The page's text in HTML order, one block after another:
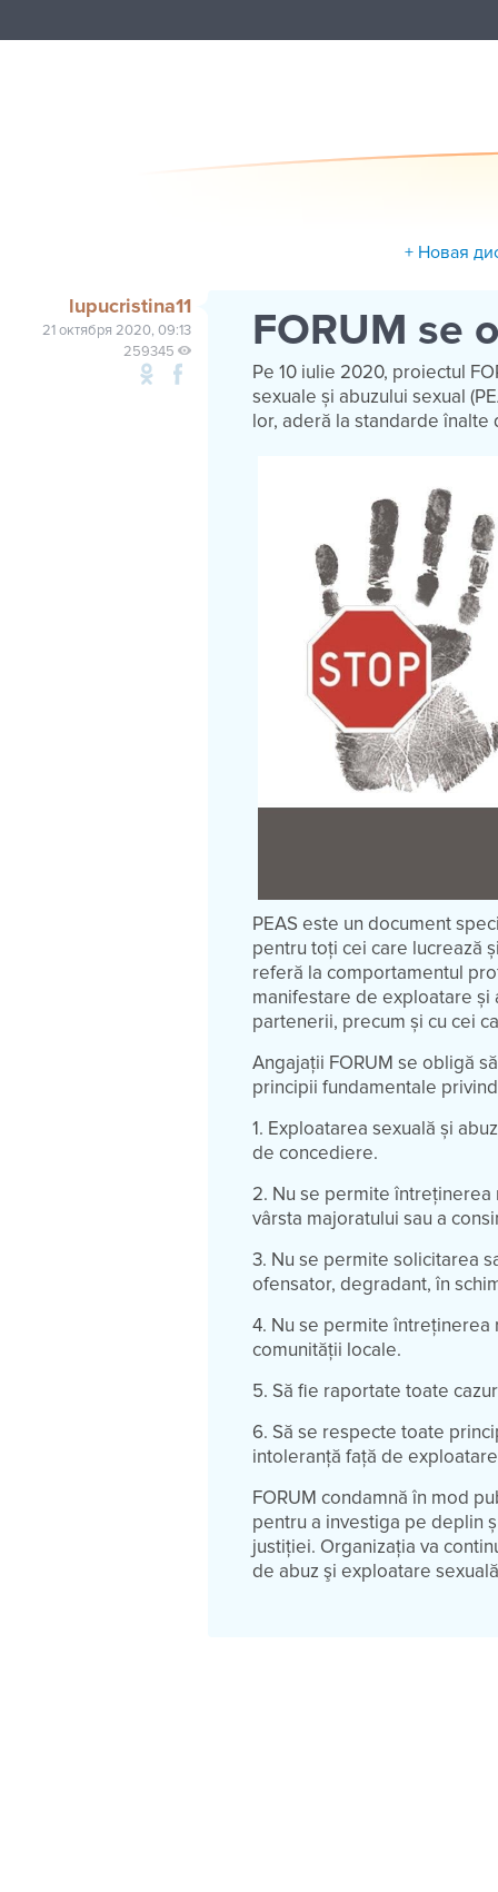
+ Новая
lupucristina11
21 октября 2020, 09:13
259345
FORUM se
Pe 10 iulie 2020, proiectul
sexuale și abuzului sexual
lor, aderă la standarde
PEAS este un document
pentru toți cei care lucrează
referă la comportamentul
manifestare de exploatare și
partenerii, precum și cu cei
Angajații FORUM se obligă
principii fundamentale
1. Exploatarea sexuală și
de concediere.
2. Nu se permite întreținerea
vârsta majoratului sau a
3. Nu se permite solicitarea
ofensator, degradant, în
4. Nu se permite
comunității locale.
5. Să fie raportate toate
6. Să se respecte toate
intoleranță față de
FORUM condamnă în mod
pentru a investiga pe deplin
justiției. Organizația va
de abuz şi exploatare